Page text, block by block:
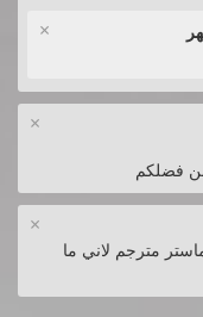
×
×
×
لعبة رزدنت ايفل 1 ريماستر مترجم لاني ما